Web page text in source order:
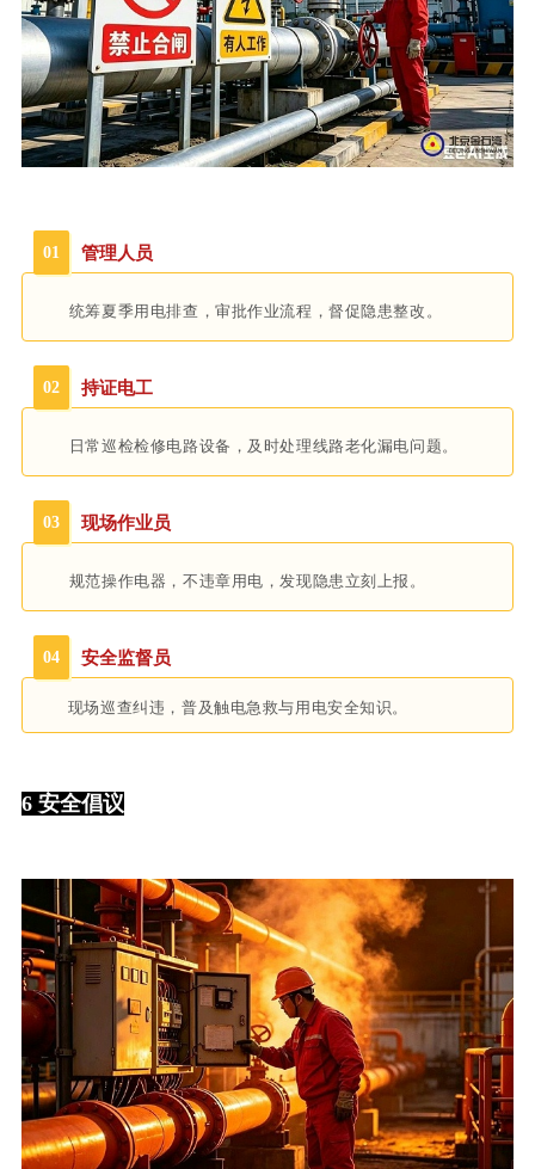
01 管理人员
统筹夏季用电排查，审批作业流程，督促隐患整改。
02 持证电工
日常巡检检修电路设备，及时处理线路老化漏电问题。
03 现场作业员
规范操作电器，不违章用电，发现隐患立刻上报。
04 安全监督员
现场巡查纠违，普及触电急救与用电安全知识。
6 安全倡议